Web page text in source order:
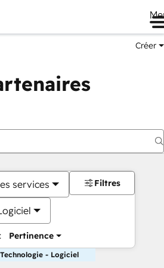
Créer
services
Pertinence
Filtres
- Logiciel